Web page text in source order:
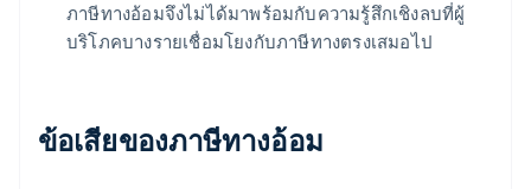
ภาษีทางอ้อมจึงไม่ได้มาพร้อมกับความรู้สึกเชิงลบที่ผู้
บริโภคบางรายเชื่อมโยงกับภาษีทางตรงเสมอไป
ข้อเสียของภาษีทางอ้อม